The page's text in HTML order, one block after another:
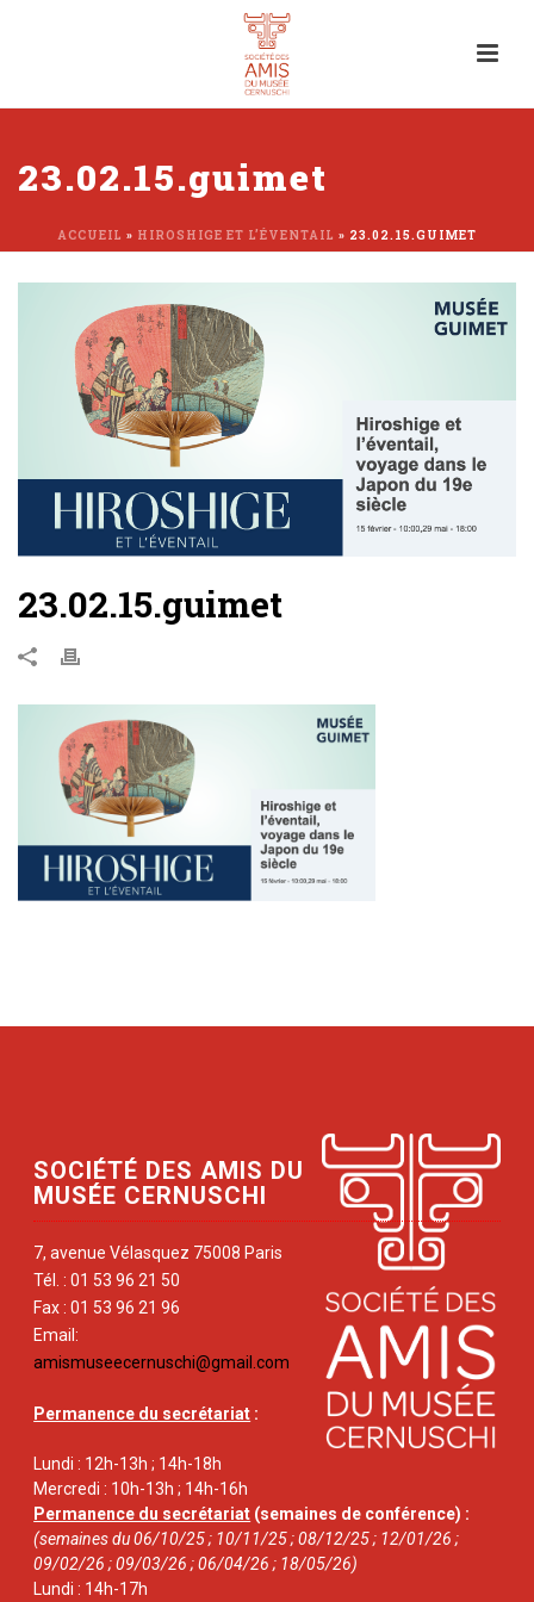
23.02.15.guimet
ACCUEIL » HIROSHIGE ET L’ÉVENTAIL » 23.02.15.GUIMET
23.02.15.guimet
SOCIÉTÉ DES AMIS DU
MUSÉE CERNUSCHI
7, avenue Vélasquez 75008 Paris
Tél. : 01 53 96 21 50
Fax : 01 53 96 21 96
Email:
amismuseecernuschi@gmail.com
Permanence du secrétariat :
Lundi : 12h-13h ; 14h-18h
Mercredi : 10h-13h ; 14h-16h
Permanence du secrétariat (semaines de conférence) :
(semaines du 06/10/25 ; 10/11/25 ; 08/12/25 ; 12/01/26 ;
09/02/26 ; 09/03/26 ; 06/04/26 ; 18/05/26)
Lundi : 14h-17h